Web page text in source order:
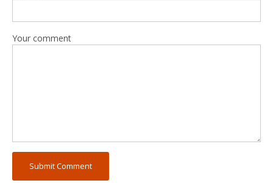
Your comment